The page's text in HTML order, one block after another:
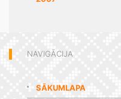
NAVIGĀCIJA
SĀKUMLAPA